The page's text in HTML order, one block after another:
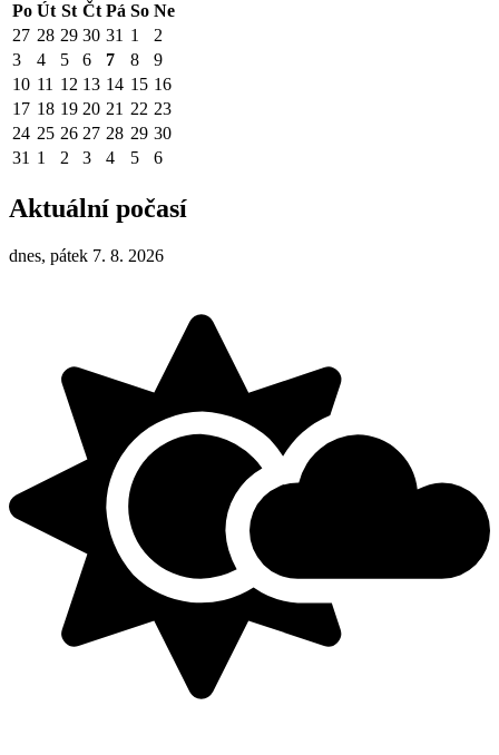
Po Út St Čt Pá So Ne
27 28 29 30 31 1
2
3
4 5 6 7 8
9
10 11 12 13 14 15 16
17 18 19 20 21 22 23
24 25 26 27 28 29 30
31 1 2 3 4 5 6
Aktuální počasí
dnes, pátek 7. 8. 2026